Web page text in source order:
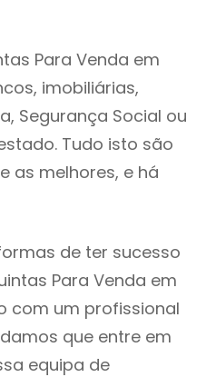
Para Venda em
imobiliárias,
Segurança Social ou
Tudo isto são
as melhores, e há
de ter sucesso
Para Venda em
com um profissional
que entre em
equipa de